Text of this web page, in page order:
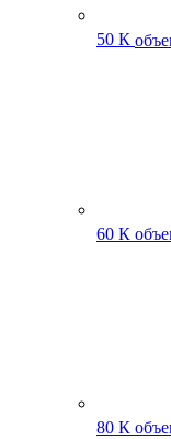
50 К
60 К
80 К